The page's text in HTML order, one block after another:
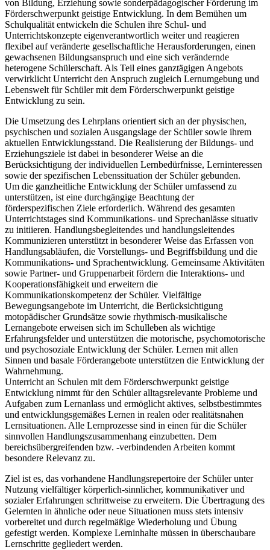
von Bildung, Erziehung sowie sonderpädagogischer Förderung im
Förderschwerpunkt geistige Entwicklung. In dem Bemühen um
Schulqualität entwickeln die Schulen ihre Schul- und
Unterrichtskonzepte eigenverantwortlich weiter und reagieren
flexibel auf veränderte gesellschaftliche Herausforderungen, einen
gewachsenen Bildungsanspruch und eine sich verändernde
heterogene Schülerschaft. Als Teil eines ganztägigen Angebots
verwirklicht Unterricht den Anspruch zugleich Lernumgebung und
Lebenswelt für Schüler mit dem Förderschwerpunkt geistige
Entwicklung zu sein.
Die Umsetzung des Lehrplans orientiert sich an der physischen,
psychischen und sozialen Ausgangslage der Schüler sowie ihrem
aktuellen Entwicklungsstand. Die Realisierung der Bildungs- und
Erziehungsziele ist dabei in besonderer Weise an die
Berücksichtigung der individuellen Lernbedürfnisse, Lerninteressen
sowie der spezifischen Lebenssituation der Schüler gebunden.
Um die ganzheitliche Entwicklung der Schüler umfassend zu
unterstützen, ist eine durchgängige Beachtung der
förderspezifischen Ziele erforderlich. Während des gesamten
Unterrichtstages sind Kommunikations- und Sprechanlässe situativ
zu initiieren. Handlungsbegleitendes und handlungsleitendes
Kommunizieren unterstützt in besonderer Weise das Erfassen von
Handlungsabläufen, die Vorstellungs- und Begriffsbildung und die
Kommunikations- und Sprachentwicklung. Gemeinsame Aktivitäten
sowie Partner- und Gruppenarbeit fördern die Interaktions- und
Kooperationsfähigkeit und erweitern die
Kommunikationskompetenz der Schüler. Vielfältige
Bewegungsangebote im Unterricht, die Berücksichtigung
motopädischer Grundsätze sowie rhythmisch-musikalische
Lernangebote erweisen sich im Schulleben als wichtige
Erfahrungsfelder und unterstützen die motorische, psychomotorische
und psychosoziale Entwicklung der Schüler. Lernen mit allen
Sinnen und basale Förderangebote unterstützen die Entwicklung der
Wahrnehmung.
Unterricht an Schulen mit dem Förderschwerpunkt geistige
Entwicklung nimmt für den Schüler alltagsrelevante Probleme und
Aufgaben zum Lernanlass und ermöglicht aktives, selbstbestimmtes
und entwicklungsgemäßes Lernen in realen oder realitätsnahen
Lernsituationen. Alle Lernprozesse sind in einen für die Schüler
sinnvollen Handlungszusammenhang einzubetten. Dem
bereichsübergreifenden bzw. -verbindenden Arbeiten kommt
besondere Relevanz zu.
Ziel ist es, das vorhandene Handlungsrepertoire der Schüler unter
Nutzung vielfältiger körperlich-sinnlicher, kommunikativer und
sozialer Erfahrungen schrittweise zu erweitern. Die Übertragung des
Gelernten in ähnliche oder neue Situationen muss stets intensiv
vorbereitet und durch regelmäßige Wiederholung und Übung
gefestigt werden. Komplexe Lerninhalte müssen in überschaubare
Lernschritte gegliedert werden.